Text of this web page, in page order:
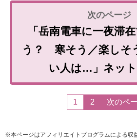
「岳南電車に一夜滞
う？ 寒そう／楽しそ
い人は…」ネッ
1 2 次のペ
※本ページはアフィリエイトプログラムによる収